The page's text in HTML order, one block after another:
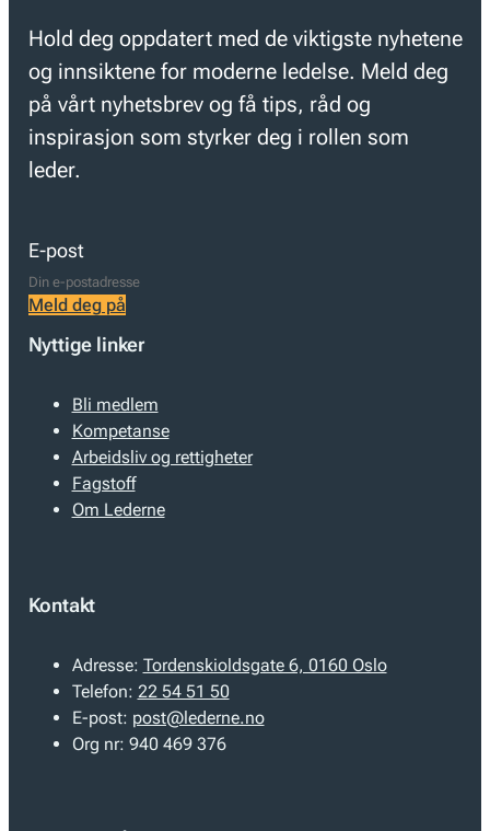
Hold deg oppdatert med de viktigste nyhetene
og innsiktene for moderne ledelse. Meld deg
på vårt nyhetsbrev og få tips, råd og
inspirasjon som styrker deg i rollen som
leder.
E-post
Meld deg på
Nyttige linker
Bli medlem
Kompetanse
Arbeidsliv og rettigheter
Fagstoff
Om Lederne
Kontakt
Adresse: Tordenskioldsgate 6, 0160 Oslo
Telefon: 22 54 51 50
E-post: post@lederne.no
Org nr: 940 469 376